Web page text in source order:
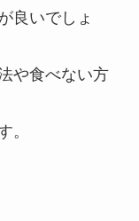
良いでしょ
や食べない方
。